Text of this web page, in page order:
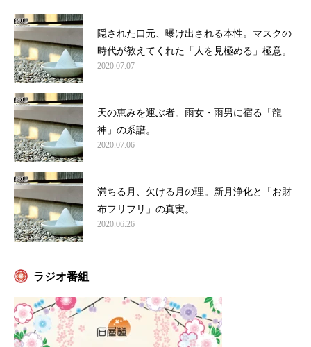
隠された口元、曝け出される本性。マスクの
時代が教えてくれた「人を見極める」極意。
2020.07.07
天の恵みを運ぶ者。雨女・雨男に宿る「龍
神」の系譜。
2020.07.06
満ちる月、欠ける月の理。新月浄化と「お財
布フリフリ」の真実。
2020.06.26
ラジオ番組